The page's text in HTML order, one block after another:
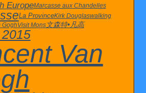
EuropeMarcasse aux Chandelles
La ProvinceKirk Douglaswalking
GoghVisit Mons文森特•凡高
Van